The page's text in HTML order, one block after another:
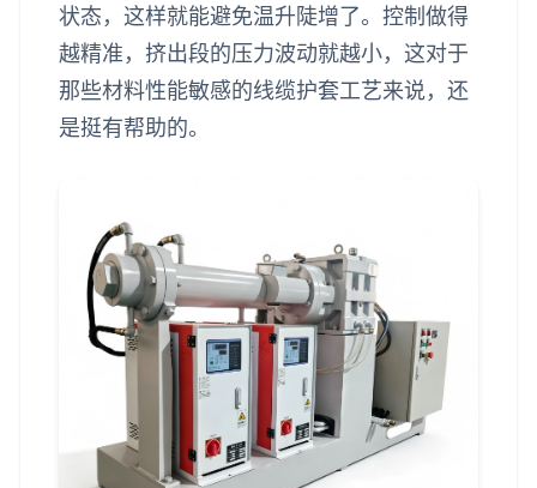
状态，这样就能避免温升陡增了。控制做得
越精准，挤出段的压力波动就越小，这对于
那些材料性能敏感的线缆护套工艺来说，还
是挺有帮助的。